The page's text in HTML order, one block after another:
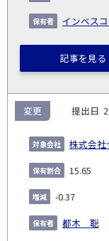
インベス
記事を見る
株式会社
変更
15.65
-0.37
都木 聡